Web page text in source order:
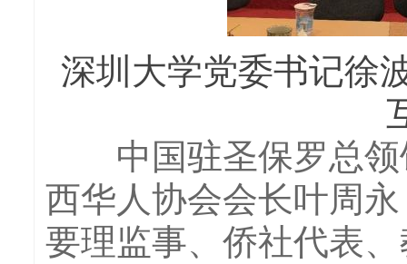
深圳大学党委书记徐
中国驻圣保罗总领
西华人协会会长叶周
要理监事、侨社代表